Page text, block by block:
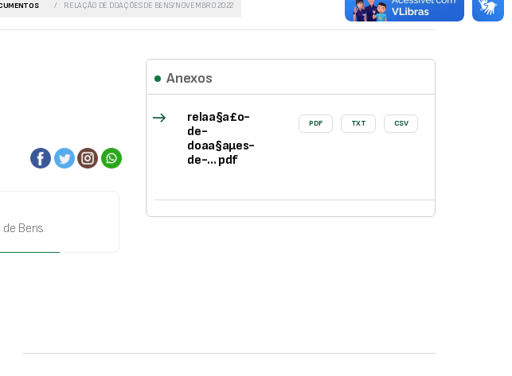
RELAÇÃO DE DOAÇÕES DE BENS/NOVEMBRO 2022
Bens
Anexos
east
relaa§a£o-
de-
doaa§aµes-
de-... pdf
PDF TXT CSV